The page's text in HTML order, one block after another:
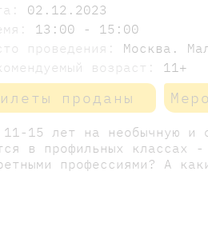
02.12.2023
13:00 - 15:00
проведения: Москва.
возраст: 11+
проданы
11-15 лет на необычную и
в профильных классах
профессиями? А